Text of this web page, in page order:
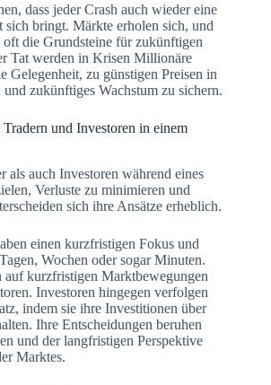
dass jeder Crash auch wieder eine
bringt. Märkte erholen sich, und
die Grundsteine für zukünftigen
Tat werden in Krisen Millionäre
Gelegenheit, zu günstigen Preisen in
zukünftiges Wachstum zu sichern.
und Investoren in einem
als auch Investoren während eines
Verluste zu minimieren und
sich ihre Ansätze erheblich.
einen kurzfristigen Fokus und
Wochen oder sogar Minuten.
auf kurzfristigen Marktbewegungen
Investoren hingegen verfolgen
indem sie ihre Investitionen über
Ihre Entscheidungen beruhen
und der langfristigen Perspektive
Marktes.